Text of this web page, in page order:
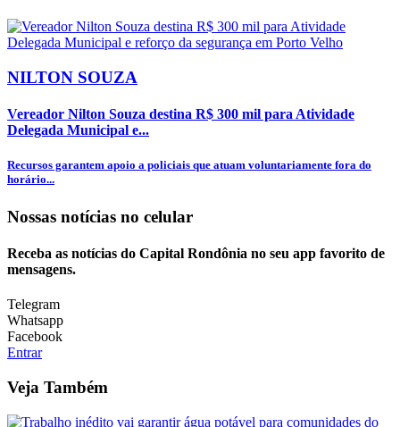
NILTON SOUZA
Vereador Nilton Souza destina R$ 300 mil para Atividade
Delegada Municipal e...
Recursos garantem apoio a policiais que atuam voluntariamente fora do
horário...
Nossas notícias no celular
Receba as notícias do Capital Rondônia no seu app favorito de
mensagens.
Telegram
Whatsapp
Facebook
Entrar
Veja Também